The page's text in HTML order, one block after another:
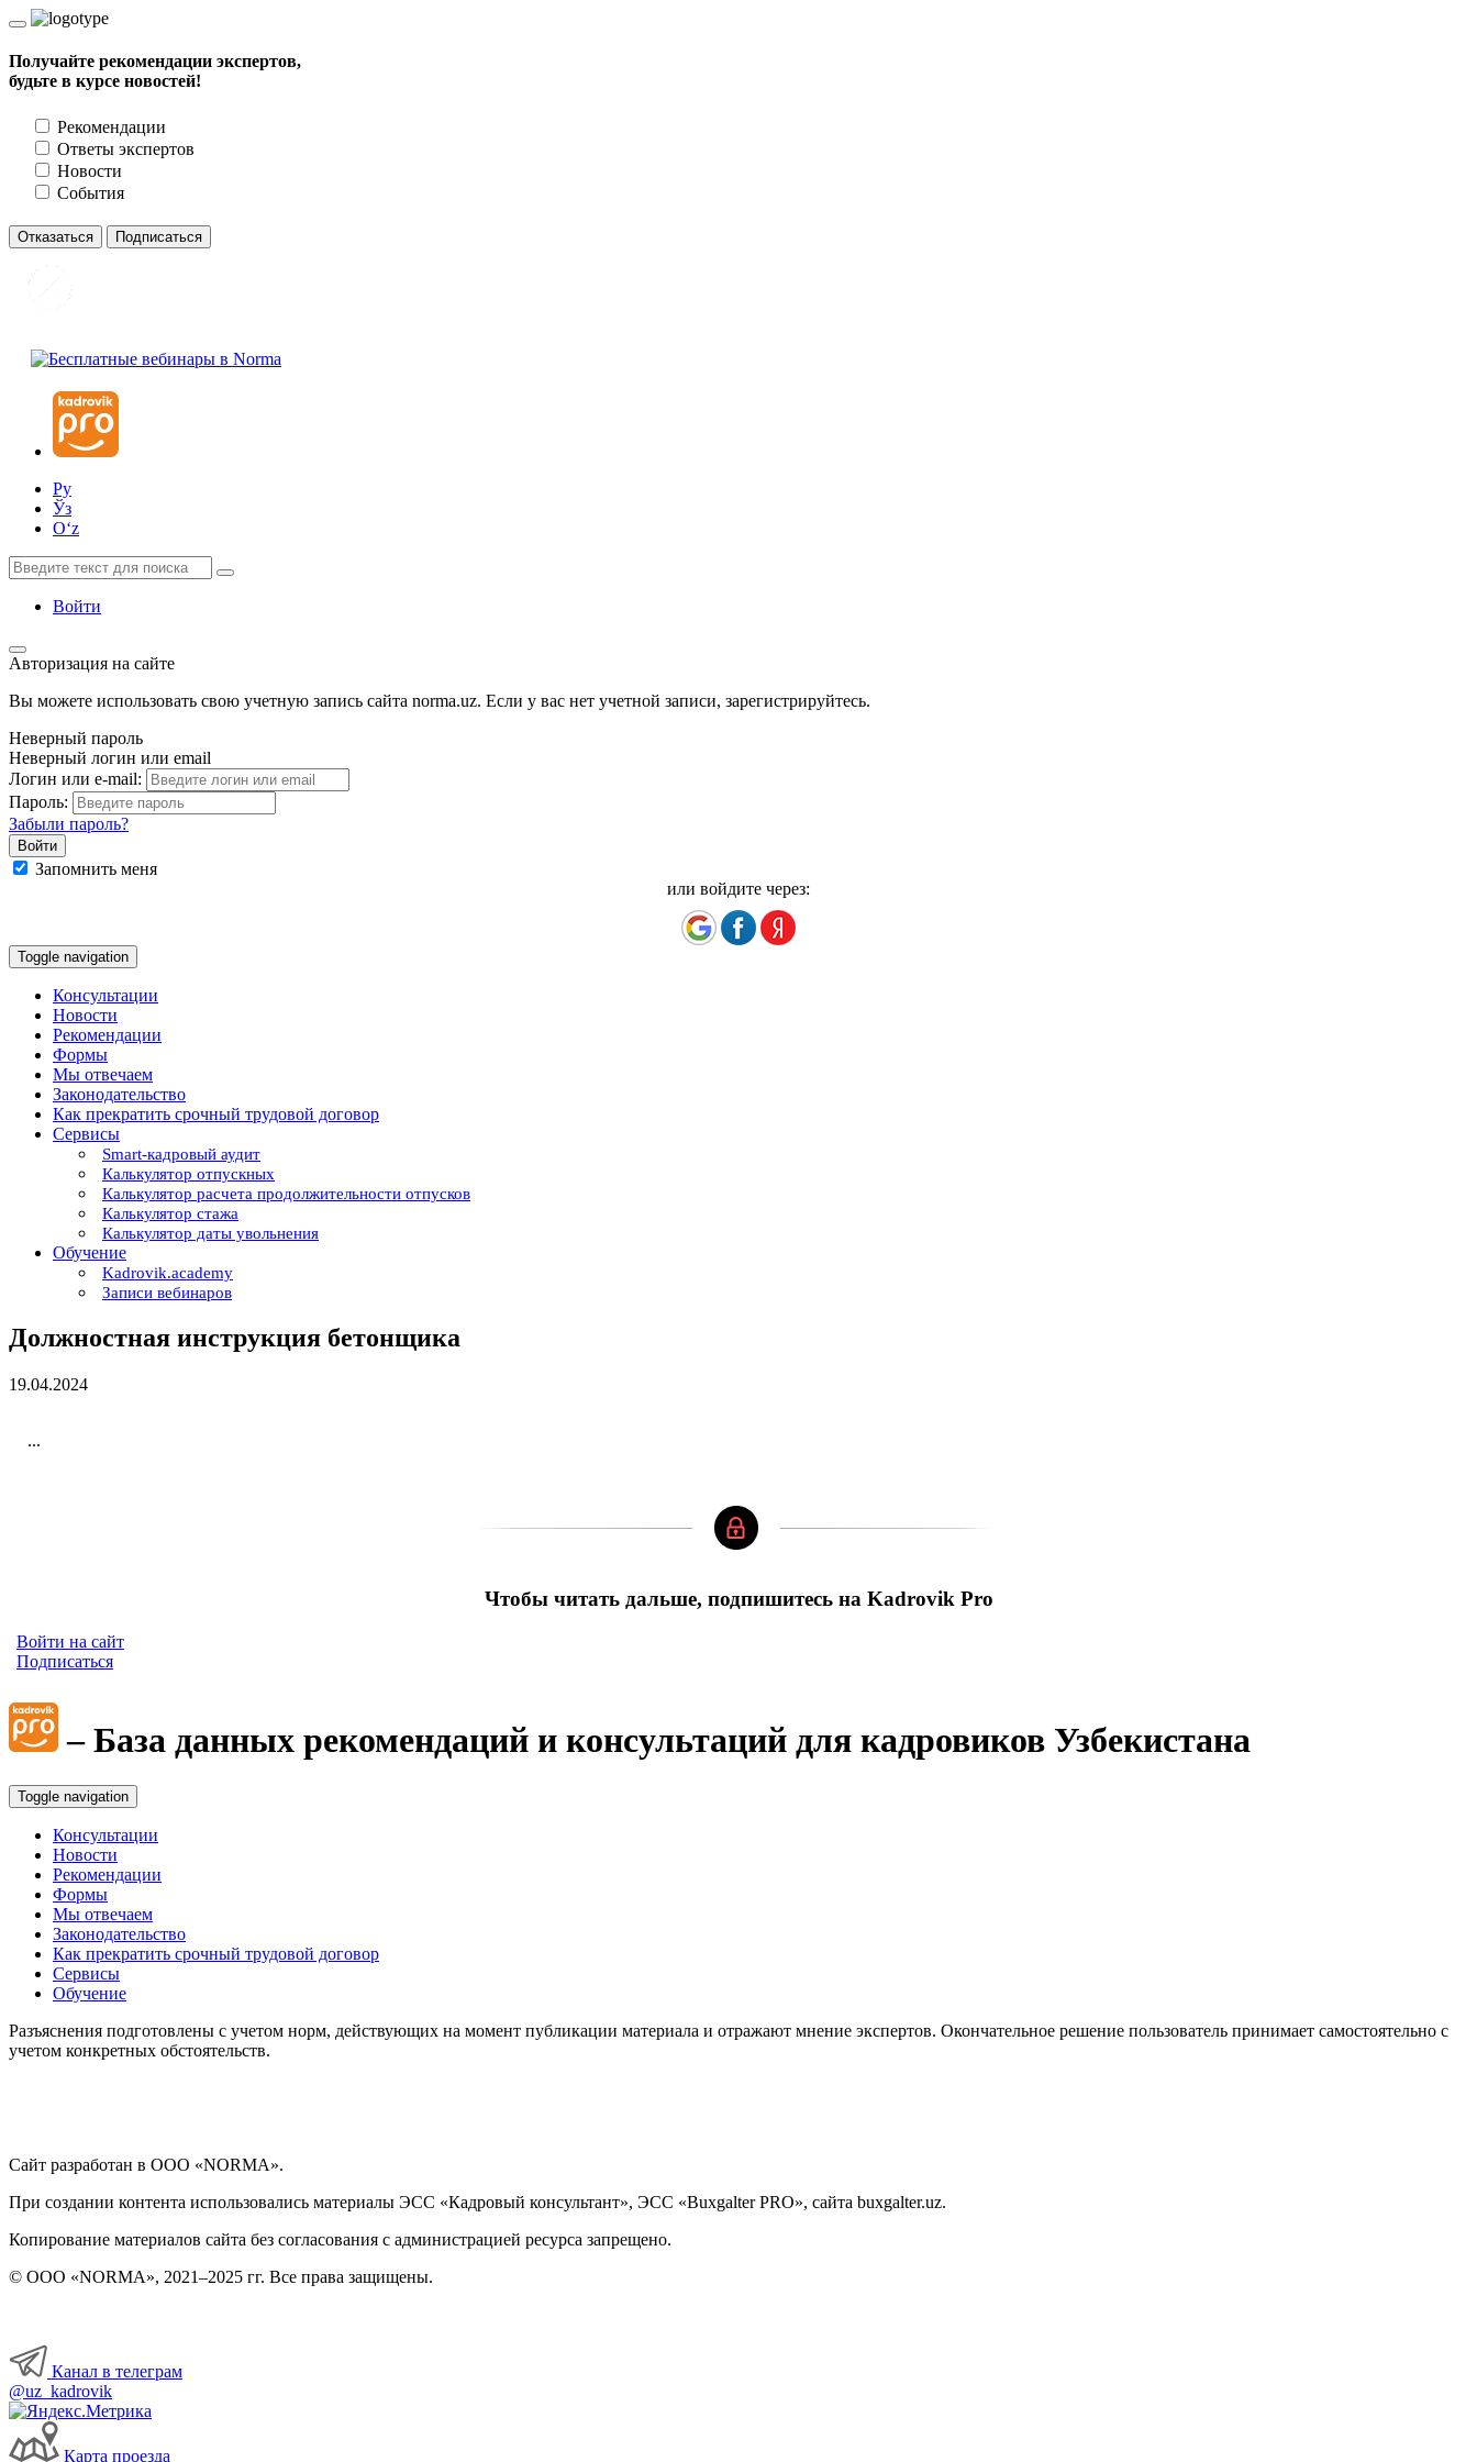
Получайте рекомендации экспертов,
будьте в курсе новостей!
Рекомендации
Ответы экспертов
Новости
События
Отказаться Подписаться
Ру
Ўз
Oʻz
Войти
Авторизация на сайте
Вы можете использовать свою учетную запись сайта norma.uz. Если у вас нет учетной записи, зарегистрируйтесь.
Неверный пароль
Неверный логин или email
Логин или e-mail:
Пароль:
Забыли пароль?
Запомнить меня
или войдите через:
Toggle navigation
Консультации
Новости
Рекомендации
Формы
Мы отвечаем
Законодательство
Как прекратить срочный трудовой договор
Сервисы
Smart-кадровый аудит
Калькулятор отпускных
Калькулятор расчета продолжительности отпусков
Калькулятор стажа
Калькулятор даты увольнения
Обучение
Kadrovik.academy
Записи вебинаров
Должностная инструкция бетонщика
19.04.2024
...
Чтобы читать дальше, подпишитесь на Kadrovik Pro
Войти на сайт
Подписаться
– База данных рекомендаций и консультаций для кадровиков Узбекистана
Toggle navigation
Консультации
Новости
Рекомендации
Формы
Мы отвечаем
Законодательство
Как прекратить срочный трудовой договор
Сервисы
Обучение
Разъяснения подготовлены с учетом норм, действующих на момент публикации материала и отражают мнение экспертов. Окончательное решение пользователь принимает самостоятельно с
учетом конкретных обстоятельств.
Сайт разработан в ООО «NORMA».
При создании контента использовались материалы ЭСС «Кадровый консультант», ЭСС «Buxgalter PRO», сайта buxgalter.uz.
Копирование материалов сайта без согласования с администрацией ресурса запрещено.
© ООО «NORMA», 2021–2025 гг. Все права защищены.
Канал в телеграм
@uz_kadrovik
Карта проезда